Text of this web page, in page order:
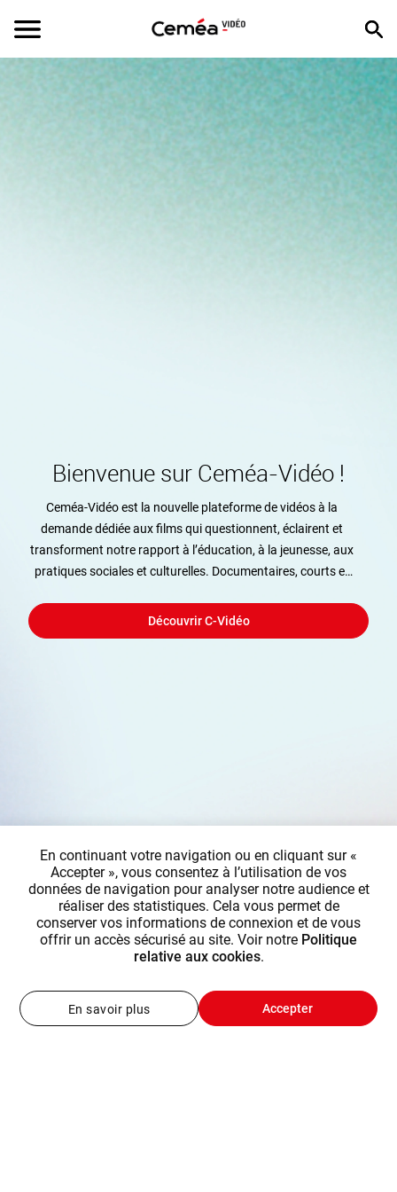
Bienvenue sur Ceméa-Vidéo !
Ceméa-Vidéo est la nouvelle plateforme de vidéos à la
demande dédiée aux films qui questionnent, éclairent et
transforment notre rapport à l’éducation, à la jeunesse, aux
pratiques sociales et culturelles. Documentaires, courts et
Festival international du film d’Éducation… une autre
manière de penser l’image et de nourrir l’action éducative.
Découvrir C-Vidéo
En continuant votre navigation ou en cliquant sur «
Accepter », vous consentez à l’utilisation de vos
données de navigation pour analyser notre audience et
réaliser des statistiques. Cela vous permet de
conserver vos informations de connexion et de vous
offrir un accès sécurisé au site. Voir notre Politique
relative aux cookies.
Accepter
En savoir plus